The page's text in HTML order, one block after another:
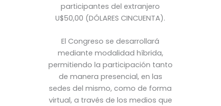
participantes del extranjero
U$50,00 (DÓLARES CINCUENTA).
El Congreso se desarrollará
mediante modalidad híbrida,
permitiendo la participación tanto
de manera presencial, en las
sedes del mismo, como de forma
virtual, a través de los medios que